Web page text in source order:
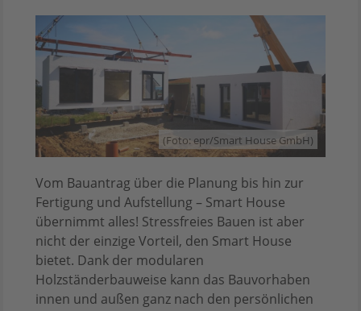
(Foto: epr/Smart House GmbH)
Vom Bauantrag über die Planung bis hin zur
Fertigung und Aufstellung – Smart House
übernimmt alles! Stressfreies Bauen ist aber
nicht der einzige Vorteil, den Smart House
bietet. Dank der modularen
Holzständerbauweise kann das Bauvorhaben
innen und außen ganz nach den persönlichen